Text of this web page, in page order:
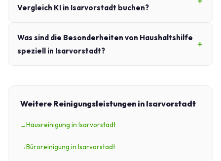
Vergleich KI in Isarvorstadt buchen?
Was sind die Besonderheiten von Haushaltshilfe
speziell in Isarvorstadt?
Weitere Reinigungsleistungen in Isarvorstadt
Hausreinigung in Isarvorstadt
Büroreinigung in Isarvorstadt